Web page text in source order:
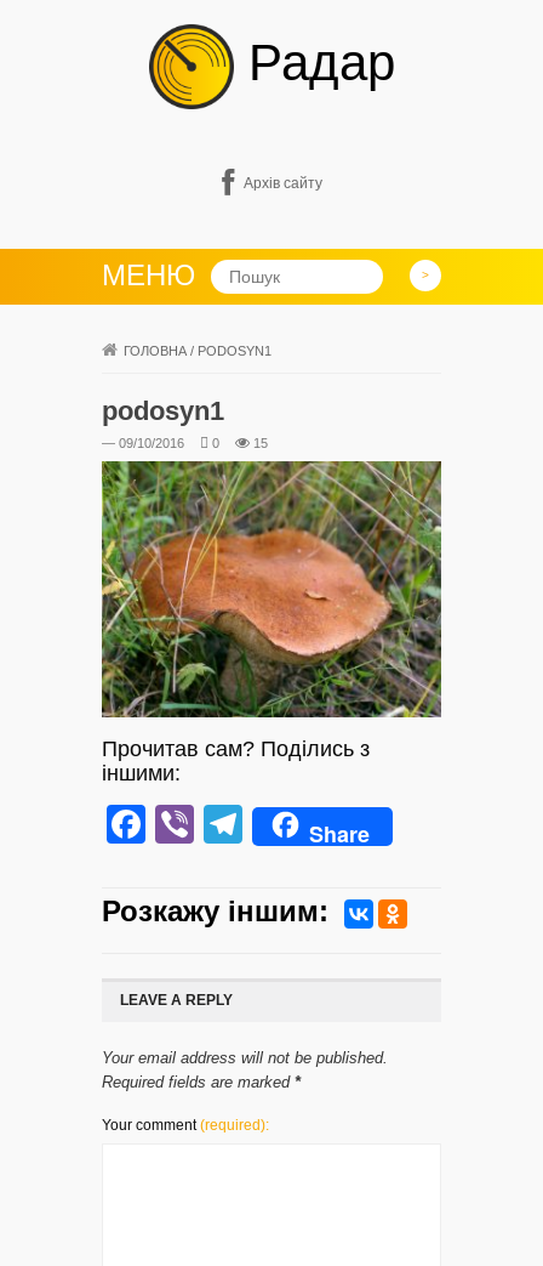
Радар
Архів сайту
МЕНЮ
ГОЛОВНА / PODOSYN1
podosyn1
— 09/10/2016 0 15
Прочитав сам? Поділись з
іншими:
Facebook
ViberTelegram
Share
Розкажу iншим:
LEAVE A REPLY
Your email address will not be published.
Required fields are marked *
Your comment(required):